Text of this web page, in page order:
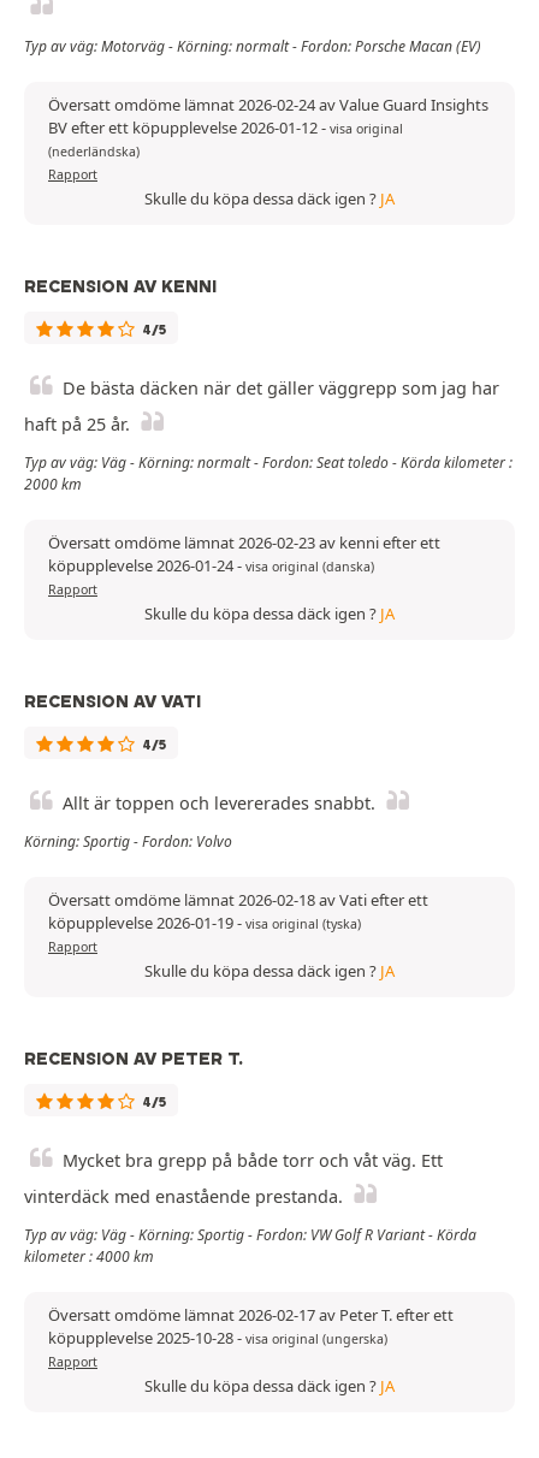
Typ av väg: Motorväg - Körning: normalt - Fordon: Porsche Macan (EV)
Översatt omdöme lämnat 2026-02-24 av Value Guard Insights
BV efter ett köpupplevelse 2026-01-12- visa original
(nederländska)
Rapport
Skulle du köpa dessa däck igen ? JA
RECENSION AV KENNI
4/5
De bästa däcken när det gäller väggrepp som jag har
haft på 25 år.
Typ av väg: Väg - Körning: normalt - Fordon: Seat toledo - Körda kilometer :
2000 km
Översatt omdöme lämnat 2026-02-23 av kenni efter ett
köpupplevelse 2026-01-24- visa original (danska)
Rapport
Skulle du köpa dessa däck igen ? JA
RECENSION AV VATI
4/5
Allt är toppen och levererades snabbt.
Körning: Sportig - Fordon: Volvo
Översatt omdöme lämnat 2026-02-18 av Vati efter ett
köpupplevelse 2026-01-19- visa original (tyska)
Rapport
Skulle du köpa dessa däck igen ? JA
RECENSION AV PETER T.
4/5
Mycket bra grepp på både torr och våt väg. Ett
vinterdäck med enastående prestanda.
Typ av väg: Väg - Körning: Sportig - Fordon: VW Golf R Variant - Körda
kilometer : 4000 km
Översatt omdöme lämnat 2026-02-17 av Peter T. efter ett
köpupplevelse 2025-10-28- visa original (ungerska)
Rapport
Skulle du köpa dessa däck igen ? JA